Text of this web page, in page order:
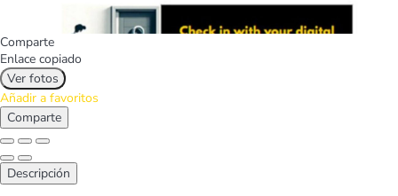
Comparte
Enlace copiado
Ver fotos
Añadir a favoritos
Comparte
Descripción